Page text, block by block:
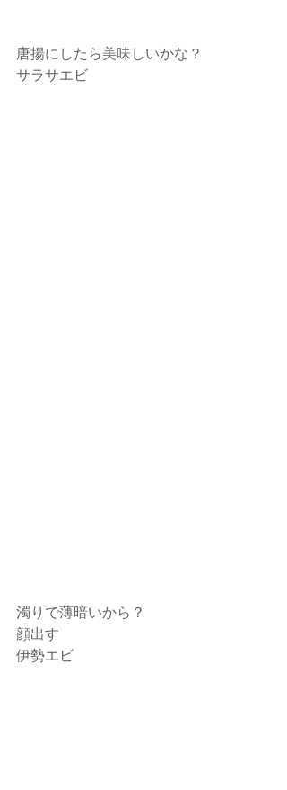
唐揚にしたら美味しいかな？
サラサエビ
濁りで薄暗いから？
顔出す
伊勢エビ